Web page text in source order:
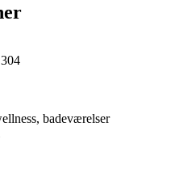
badeværelser